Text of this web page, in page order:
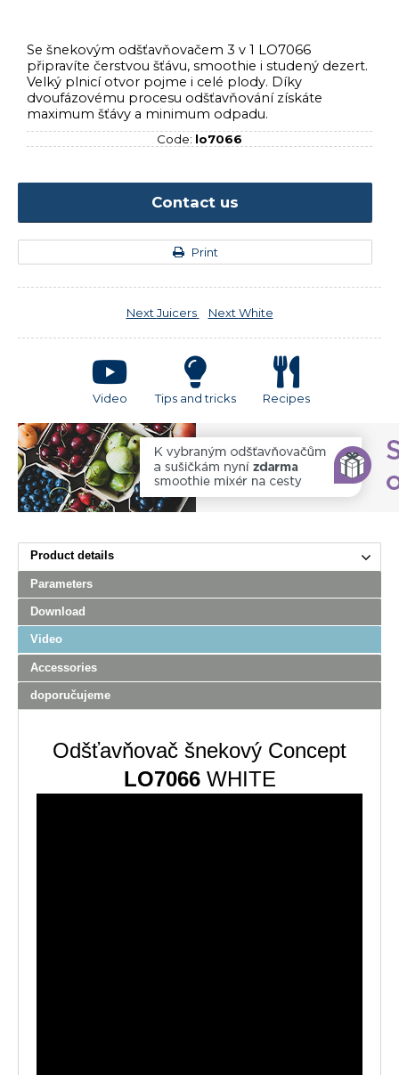
Se šnekovým odšťavňovačem 3 v 1 LO7066
připravíte čerstvou šťávu, smoothie i studený dezert.
Velký plnicí otvor pojme i celé plody. Díky
dvoufázovému procesu odšťavňování získáte
maximum šťávy a minimum odpadu.
Code: lo7066
Contact us
Print
Next Juicers Next White
Video Tips and tricks Recipes
Product details
Parameters
Download
Video
Accessories
doporučujeme
Odšťavňovač šnekový Concept
LO7066 WHITE